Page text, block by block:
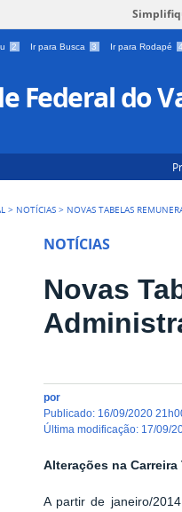
2 Ir para Busca 3 Ir para Rodapé 4
Federal do
> NOTÍCIAS > NOVAS TABELAS
NOTÍCIAS
Novas
por
publicado: 16/09/2020
última modificação: 17/09/
Alterações na Carreira
A partir de janeiro/